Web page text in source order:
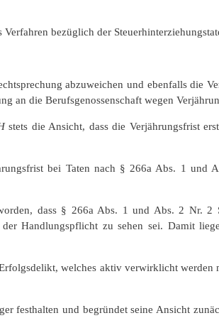
bezüglich der
abzuweichen und ebenfalls
an die Berufsgenossenschaft wegen
stets die Ansicht, dass die Verjährungsfrist
bei Taten nach § 266a Abs. 1 und
dass § 266a Abs. 1 und Abs. 2 Nr.
Handlungspflicht zu sehen sei. Damit
welches aktiv verwirklicht
festhalten und begründet seine Ansicht